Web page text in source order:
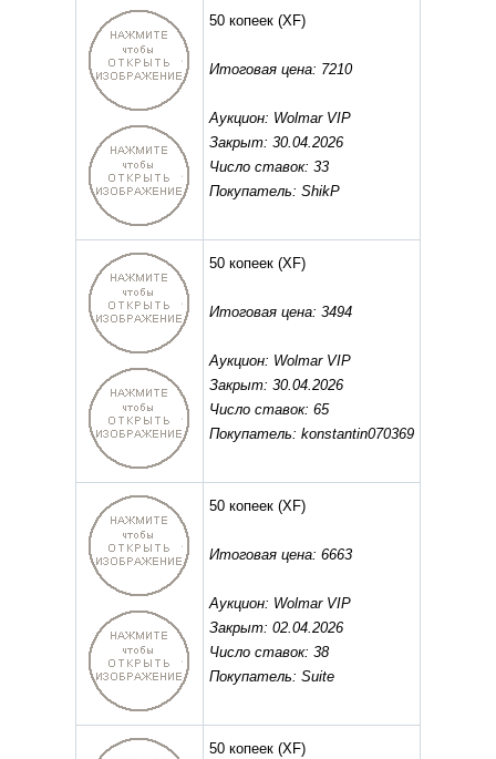
50 копеек (XF)
Итоговая цена: 7210
Аукцион: Wolmar VIP
Закрыт: 30.04.2026
Число ставок: 33
Покупатель: ShikP
50 копеек (XF)
Итоговая цена: 3494
Аукцион: Wolmar VIP
Закрыт: 30.04.2026
Число ставок: 65
Покупатель: konstantin070369
50 копеек (XF)
Итоговая цена: 6663
Аукцион: Wolmar VIP
Закрыт: 02.04.2026
Число ставок: 38
Покупатель: Suite
50 копеек (XF)